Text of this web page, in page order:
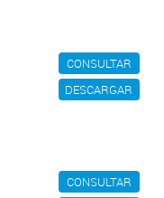
CONSULTAR
DESCARGAR
CONSULTAR